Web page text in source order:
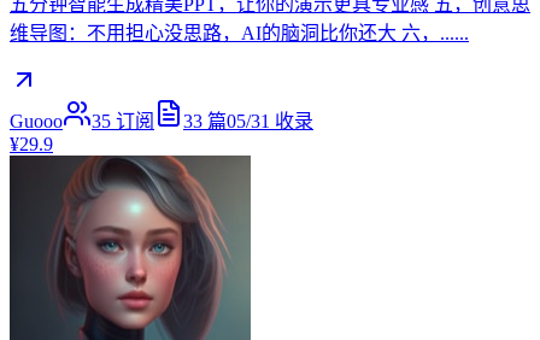
维导图：不用担心没思路，AI的脑洞比你还大 六，......
Guooo 35 订阅 33 篇05/31 收录
¥29.9